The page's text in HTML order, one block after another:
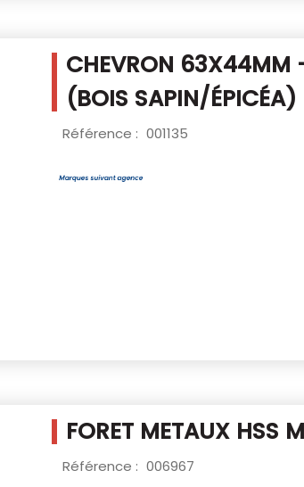
CHEVRON 63X44MM
(BOIS SAPIN/ÉPICÉA)
Référence : 001135
FORET METAUX HSS
Référence : 006967